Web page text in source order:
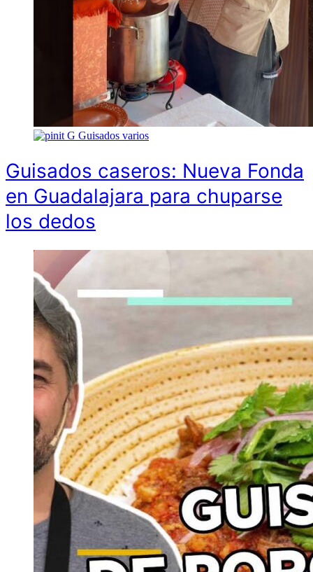
G Guisados varios
Guisados caseros: Nueva Fonda
en Guadalajara para chuparse
los dedos